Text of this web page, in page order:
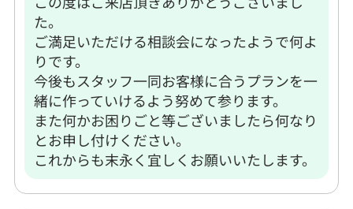
た。
ご満足いただける相談会になったようで何よ
りです。
今後もスタッフ一同お客様に合うプランを一
緒に作っていけるよう努めて参ります。
また何かお困りごと等ございましたら何なり
とお申し付けください。
これからも末永く宜しくお願いいたします。